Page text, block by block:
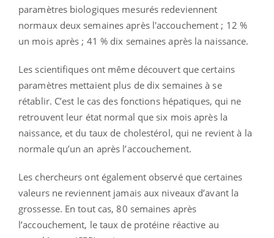
paramètres biologiques mesurés redeviennent
normaux deux semaines après l'accouchement ; 12 %
un mois après ; 41 % dix semaines après la naissance.
Les scientifiques ont même découvert que certains
paramètres mettaient plus de dix semaines à se
rétablir. C’est le cas des fonctions hépatiques, qui ne
retrouvent leur état normal que six mois après la
naissance, et du taux de cholestérol, qui ne revient à la
normale qu’un an après l’accouchement.
Les chercheurs ont également observé que certaines
valeurs ne reviennent jamais aux niveaux d’avant la
grossesse. En tout cas, 80 semaines après
l’accouchement, le taux de protéine réactive au